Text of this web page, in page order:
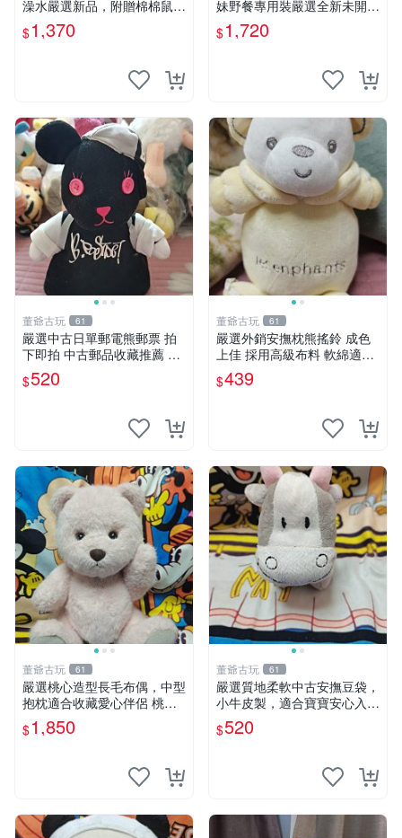
澡水嚴選新品，附贈棉棉鼠媽
媽與嬰兒及配件。-paper盒
裝，輕便設計方便攜帶。 棉
$1,370
妹野餐專用裝嚴選全新未開
封，包含兩組大童款紙盒裝，
適合收藏與分享。 餅乾熊兄
$1,720
董爺古玩 61
嚴選中古日單郵電熊郵票 拍
下即拍 中古郵品收藏推薦 郵
票 郵電熊 日本
$520
董爺古玩 61
嚴選外銷安撫枕熊搖鈴 成色
上佳 採用高級布料 軟綿適合
收藏 安心選購 安撫枕 熊玩具
搖鈴
$439
董爺古玩 61
嚴選桃心造型長毛布偶，中型
抱枕適合收藏愛心伴侶 桃心
抱枕 布娃娃 猛咬布偶
$1,850
董爺古玩 61
嚴選質地柔軟中古安撫豆袋，
小牛皮製，適合寶寶安心入
眠。 安撫豆袋 小牛皮 寶寶安
撫
$520